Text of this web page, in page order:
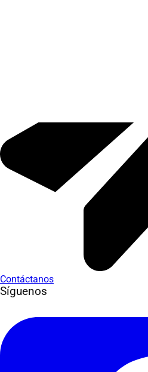
Contáctanos
Síguenos